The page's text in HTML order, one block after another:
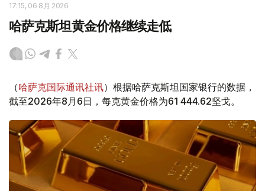
17:15, 06 8月 2026
哈萨克斯坦黄金价格继续走低
（哈萨克国际通讯社讯）根据哈萨克斯坦国家银行的数据，
截至2026年8月6日，每克黄金价格为61 444.62坚戈。